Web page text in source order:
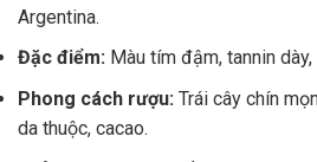
Argentina.
Đặc điểm: Màu tím đậm, tannin
Phong cách rượu: Trái cây chín
da thuộc, cacao.